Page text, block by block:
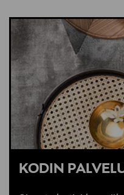
KATSO SISUSTUSVINKIT
KODIN